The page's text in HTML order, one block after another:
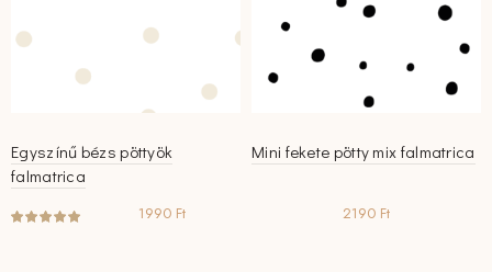
Egyszínű bézs pöttyök
falmatrica
1990 Ft
Mini fekete pötty mix falmatrica
2190 Ft